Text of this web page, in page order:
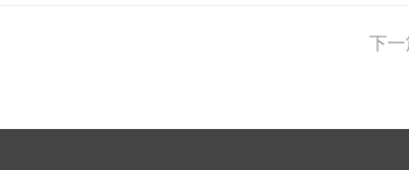
下一